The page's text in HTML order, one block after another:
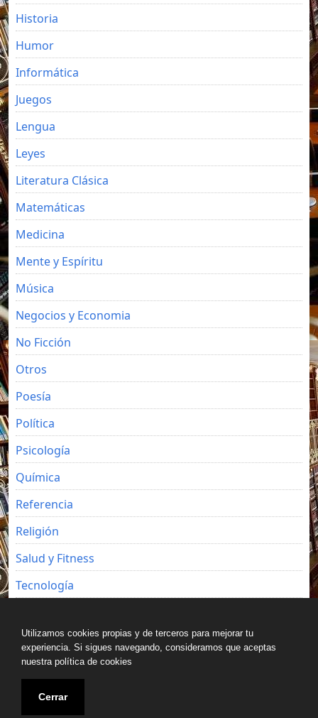
Historia
Humor
Informática
Juegos
Lengua
Leyes
Literatura Clásica
Matemáticas
Medicina
Mente y Espíritu
Música
Negocios y Economia
No Ficción
Otros
Poesía
Política
Psicología
Química
Referencia
Religión
Salud y Fitness
Tecnología
Utilizamos cookies propias y de terceros para mejorar tu
experiencia. Si sigues navegando, consideramos que aceptas
nuestra política de cookies
Cerrar